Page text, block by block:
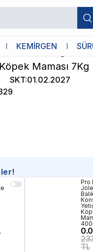
KEMİRGENDigestion
Maması 7Kg
SKT:01.02.2027
Pro
TL